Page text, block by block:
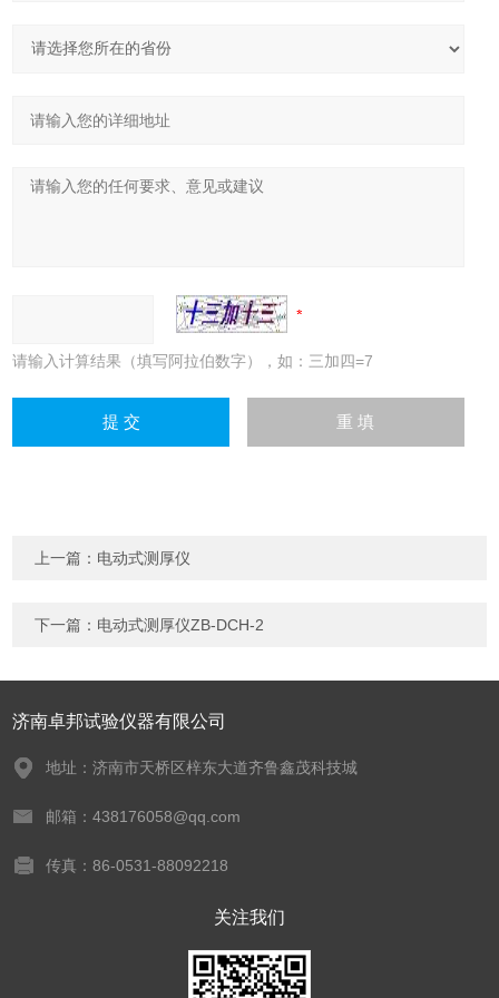
请输入计算结果（填写阿拉伯数字），如：三加四=7
上一篇： 电动式测厚仪
下一篇： 电动式测厚仪ZB-DCH-2
济南卓邦试验仪器有限公司
地址：济南市天桥区梓东大道齐鲁鑫茂科技城
邮箱：438176058@qq.com
传真：86-0531-88092218
关注我们